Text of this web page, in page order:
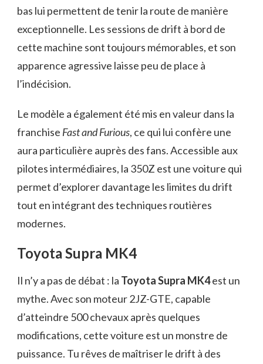
bas lui permettent de tenir la route de manière
exceptionnelle. Les sessions de drift à bord de
cette machine sont toujours mémorables, et son
apparence agressive laisse peu de place à
l’indécision.
Le modèle a également été mis en valeur dans la
franchise Fast and Furious, ce qui lui confère une
aura particulière auprès des fans. Accessible aux
pilotes intermédiaires, la 350Z est une voiture qui
permet d’explorer davantage les limites du drift
tout en intégrant des techniques routières
modernes.
Toyota Supra MK4
Il n’y a pas de débat : la Toyota Supra MK4est un
mythe. Avec son moteur 2JZ-GTE, capable
d’atteindre 500 chevaux après quelques
modifications, cette voiture est un monstre de
puissance. Tu rêves de maîtriser le drift à des